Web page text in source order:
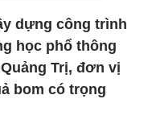
dựng công trình
học phổ thông
Trị, đơn vị
bom có trọng